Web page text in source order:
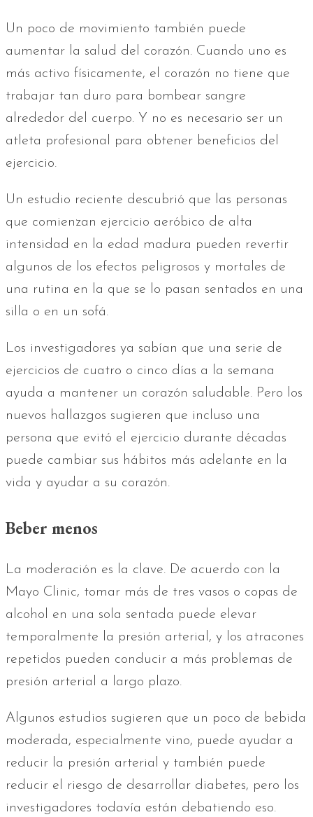
Un poco de movimiento también puede
aumentar la salud del corazón. Cuando uno es
más activo físicamente, el corazón no tiene que
trabajar tan duro para bombear sangre
alrededor del cuerpo. Y no es necesario ser un
atleta profesional para obtener beneficios del
ejercicio.
Un estudio reciente descubrió que las personas
que comienzan ejercicio aeróbico de alta
intensidad en la edad madura pueden revertir
algunos de los efectos peligrosos y mortales de
una rutina en la que se lo pasan sentados en una
silla o en un sofá.
Los investigadores ya sabían que una serie de
ejercicios de cuatro o cinco días a la semana
ayuda a mantener un corazón saludable. Pero los
nuevos hallazgos sugieren que incluso una
persona que evitó el ejercicio durante décadas
puede cambiar sus hábitos más adelante en la
vida y ayudar a su corazón.
Beber menos
La moderación es la clave. De acuerdo con la
Mayo Clinic, tomar más de tres vasos o copas de
alcohol en una sola sentada puede elevar
temporalmente la presión arterial, y los atracones
repetidos pueden conducir a más problemas de
presión arterial a largo plazo.
Algunos estudios sugieren que un poco de bebida
moderada, especialmente vino, puede ayudar a
reducir la presión arterial y también puede
reducir el riesgo de desarrollar diabetes, pero los
investigadores todavía están debatiendo eso.